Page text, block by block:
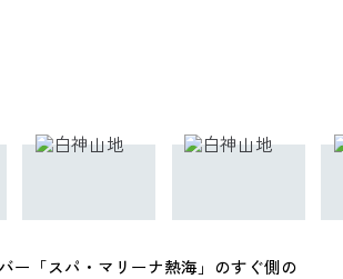
ー「スパ・マリーナ熱海」のすぐ側の